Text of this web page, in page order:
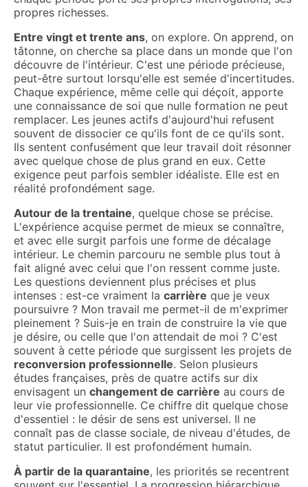
propres richesses.
Entre vingt et trente ans, on explore. On apprend, on
tâtonne, on cherche sa place dans un monde que l'on
découvre de l'intérieur. C'est une période précieuse,
peut-être surtout lorsqu'elle est semée d'incertitudes.
Chaque expérience, même celle qui déçoit, apporte
une connaissance de soi que nulle formation ne peut
remplacer. Les jeunes actifs d'aujourd'hui refusent
souvent de dissocier ce qu'ils font de ce qu'ils sont.
Ils sentent confusément que leur travail doit résonner
avec quelque chose de plus grand en eux. Cette
exigence peut parfois sembler idéaliste. Elle est en
réalité profondément sage.
Autour de la trentaine, quelque chose se précise.
L'expérience acquise permet de mieux se connaître,
et avec elle surgit parfois une forme de décalage
intérieur. Le chemin parcouru ne semble plus tout à
fait aligné avec celui que l'on ressent comme juste.
Les questions deviennent plus précises et plus
intenses : est-ce vraiment la carrière que je veux
poursuivre ? Mon travail me permet-il de m'exprimer
pleinement ? Suis-je en train de construire la vie que
je désire, ou celle que l'on attendait de moi ? C'est
souvent à cette période que surgissent les projets de
reconversion professionnelle. Selon plusieurs
études françaises, près de quatre actifs sur dix
envisagent un changement de carrière au cours de
leur vie professionnelle. Ce chiffre dit quelque chose
d'essentiel : le désir de sens est universel. Il ne
connaît pas de classe sociale, de niveau d'études, de
statut particulier. Il est profondément humain.
À partir de la quarantaine, les priorités se recentrent